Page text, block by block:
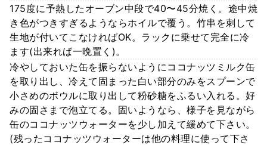
175度に予熱したオーブン中段で40〜45分焼く。途中焼
き色がつきすぎるようならホイルで覆う。竹串を刺して
生地が付いてこなければOK。ラックに乗せて完全に冷
ます(出来れば一晩置く)。
冷やしておいた缶を振らないようにココナッツミルク缶
を取り出し、冷えて固まった白い部分のみをスプーンで
小さめのボウルに取り出して粉砂糖をふるい入れる。好
みの固さまで泡立てる。固いようなら、様子を見ながら
缶のココナッツウォーターを少し加えて緩めて下さい。
(残ったココナッツウォーターは他の料理に使って下さ